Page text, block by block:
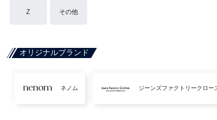
Z その他
オリジナルブランド
ネノム ジーンズファクトリークロー